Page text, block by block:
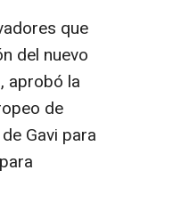
que
del nuevo
aprobó la
de
Gavi para